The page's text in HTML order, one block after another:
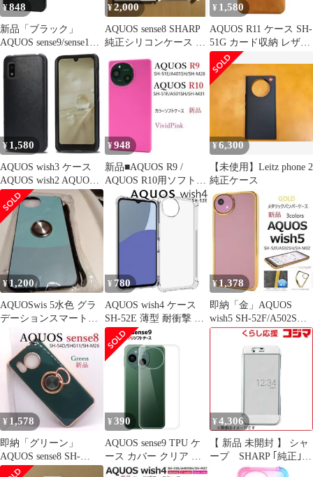
¥848
新品「ブラック」
AQUOS sense9/sense10
用シンプルなハードケ
ース
¥2,000
AQUOS sense8 SHARP
純正シリコンケース 新
¥ 1,580
AQUOS R11 ケース SH-
51G カード収納 レザー
スマート ケース
【Color】キャメル
¥ 1,580
AQUOS wish3 ケース
AQUOS wish2 AQUOS
wish SH-53D SH-51C
SHG06 SH-M20 ウィッ
シュ3 レザー ハード ケ
ース 【Color】 ブラッ
ク
¥948
新品■AQUOS R9 /
AQUOS R10用ソフトケ
ース「ビビットピン
ク」
¥6,300
【未使用】Leitz phone 2
純正ケース
¥1,200
AQUOSwis 5水色 グラ
デーションスマートフ
ォンケース 1点
¥ 780
AQUOS wish4 ケース
SH-52E 薄型 耐衝撃 コ
ーナーガード ソフト ケ
ース
¥1,378
即納「金」AQUOS
wish5 SH-52F/A502SH
用メタリックケース新
¥ 1,578
即納「グリーン」
AQUOS sense8 SH-
54D/SHG11用メタケー
¥ 390
AQUOS sense9 TPU ケ
ース カバー クリア 衝
撃吸収 クリアケース 透
¥ 4,306
【 新品 未開封 】 シャ
ープ SHARP ｢純正｣
AQUOS R用 Frosted